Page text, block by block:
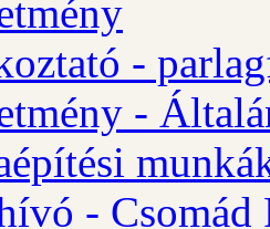
-
-
- Csomád